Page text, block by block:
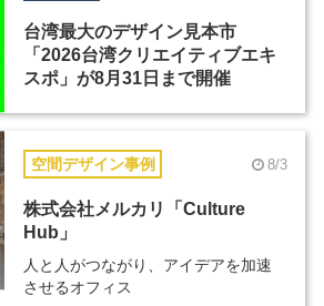
台湾最大のデザイン見本市
「2026台湾クリエイティブエキ
スポ」が8月31日まで開催
空間デザイン事例 8/3
株式会社メルカリ「Culture
Hub」
人と人がつながり、アイデアを加速
させるオフィス